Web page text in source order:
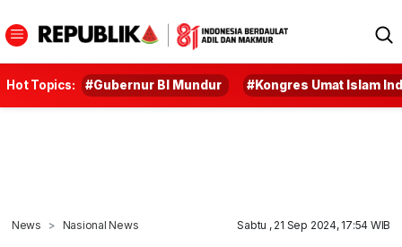
Hot Topics: #Gubernur BI Mundur #Kongres Umat Islam
News Nasional News Sabtu , 21 Sep 2024, 17:54 WIB